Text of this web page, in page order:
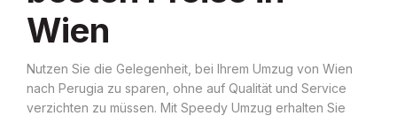
Wien
Nutzen Sie die Gelegenheit, bei Ihrem Umzug von Wien
nach Perugia zu sparen, ohne auf Qualität und Service
verzichten zu müssen. Mit Speedy Umzug erhalten Sie